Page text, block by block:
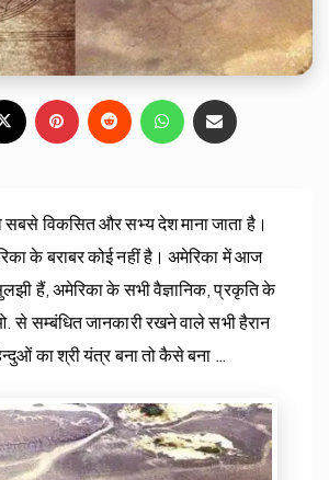
Pinterest
Reddit WhatsApp
सबसे विकसित और सभ्य देश माना जाता है।
के बराबर कोई नहीं है। अमेरिका में आज
हैं, अमेरिका के सभी वैज्ञानिक, प्रकृति के
सम्बंधित जानकारी रखने वाले सभी हैरान
का श्री यंत्र बना तो कैसे बना …